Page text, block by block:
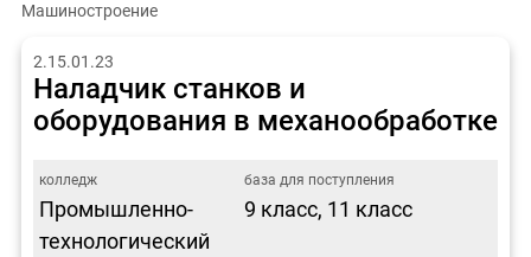
Машиностроение
2.15.01.23
Наладчик станков и
оборудования в механообработке
Промышленно-
технологический
9 класс, 11 класс